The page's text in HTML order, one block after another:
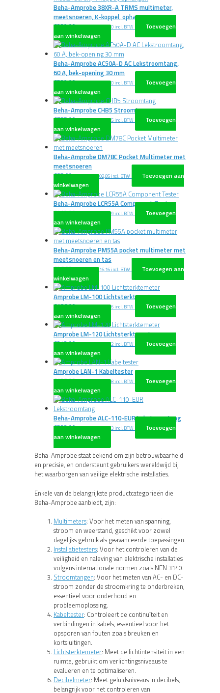
Beha-Amprobe 38XR-A TRMS multimeter,
meetsnoeren, K-koppel, ophangen
€330,00 excl. BTW€399,30 incl. BTW
Toevoegen
aan winkelwagen
Beha-Amprobe AC50A-D AC Lekstroomtang,
60 A, bek-opening 30 mm
€530,00 excl. BTW€641,30 incl. BTW
Toevoegen
aan winkelwagen
Beha-Amprobe CHB5 Stroomtang
€775,00 excl. BTW€937,75 incl. BTW
Toevoegen
aan winkelwagen
Beha-Amprobe DM78C Pocket Multimeter met
meetsnoeren
€85,00 excl. BTW€102,85 incl. BTW
Toevoegen aan
winkelwagen
Beha-Amprobe LCR55A Component Tester
€419,00 excl. BTW€506,99 incl. BTW
Toevoegen
aan winkelwagen
Beha-Amprobe PM55A pocket multimeter met
meetsnoeren en tas
€96,00 excl. BTW€116,16 incl. BTW
Toevoegen aan
winkelwagen
Amprobe LM-100 Lichtsterktemeter
€186,00 excl. BTW€225,06 incl. BTW
Toevoegen
aan winkelwagen
Amprobe LM-120 Lichtsterktemeter
€242,00 excl. BTW€292,82 incl. BTW
Toevoegen
aan winkelwagen
Amprobe LAN-1 Kabeltester
€128,00 excl. BTW€154,88 incl. BTW
Toevoegen
aan winkelwagen
Beha-Amprobe ALC-110-EUR Lekstroomtang
€533,00 excl. BTW€644,93 incl. BTW
Toevoegen
aan winkelwagen
Beha-Amprobe staat bekend om zijn betrouwbaarheid
en precisie, en ondersteunt gebruikers wereldwijd bij
het waarborgen van veilige elektrische installaties.
Enkele van de belangrijkste productcategorieën die
Beha-Amprobe aanbiedt, zijn:
Multimeters: Voor het meten van spanning,
stroom en weerstand, geschikt voor zowel
dagelijks gebruik als geavanceerde toepassingen.
Installatietesters: Voor het controleren van de
veiligheid en naleving van elektrische installaties
volgens internationale normen zoals NEN 3140.
Stroomtangen: Voor het meten van AC- en DC-
stroom zonder de stroomkring te onderbreken,
essentieel voor onderhoud en
probleemoplossing.
Kabeltester: Controleert de continuïteit en
verbindingen in kabels, essentieel voor het
opsporen van fouten zoals breuken en
kortsluitingen.
Lichtsterktemeter: Meet de lichtintensiteit in een
ruimte, gebruikt om verlichtingsniveaus te
evalueren en te optimaliseren.
Decibelmeter: Meet geluidsniveaus in decibels,
belangrijk voor het controleren van